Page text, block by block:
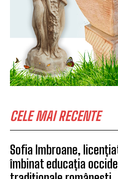
CELE MAI RECENTE
Sofia Imbroane,
îmbinat educația